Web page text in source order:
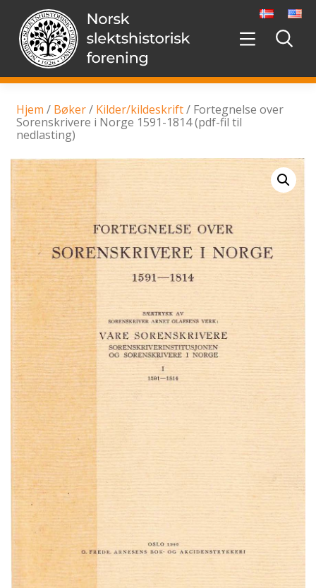
videre
innholdet
Hjem / Bøker/ Kilder/kildeskrift/ Fortegnelse over
Sorenskrivere i Norge 1591-1814 (pdf-fil til
nedlasting)